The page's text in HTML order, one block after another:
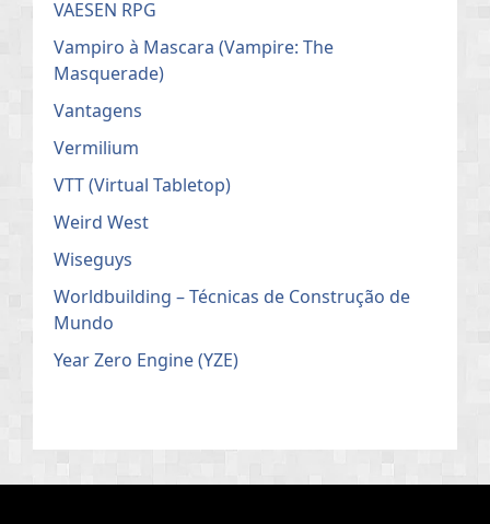
VAESEN RPG
Vampiro à Mascara (Vampire: The
Masquerade)
Vantagens
Vermilium
VTT (Virtual Tabletop)
Weird West
Wiseguys
Worldbuilding – Técnicas de Construção de
Mundo
Year Zero Engine (YZE)